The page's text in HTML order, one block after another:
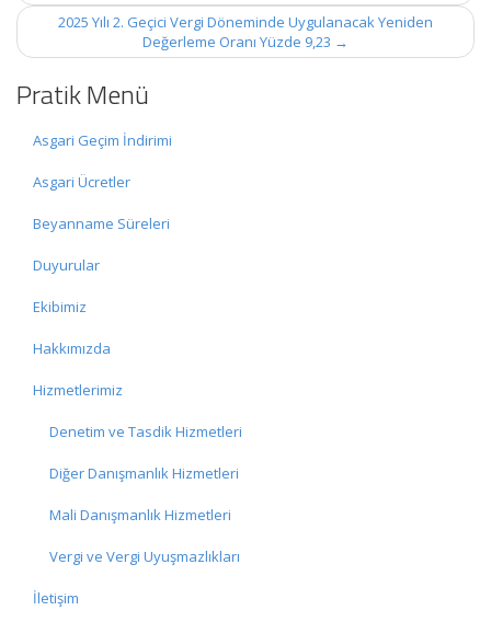
2025 Yılı 2. Geçici Vergi Döneminde Uygulanacak Yeniden
Değerleme Oranı Yüzde 9,23 →
Pratik Menü
Asgari Geçim İndirimi
Asgari Ücretler
Beyanname Süreleri
Duyurular
Ekibimiz
Hakkımızda
Hizmetlerimiz
Denetim ve Tasdik Hizmetleri
Diğer Danışmanlık Hizmetleri
Mali Danışmanlık Hizmetleri
Vergi ve Vergi Uyuşmazlıkları
İletişim